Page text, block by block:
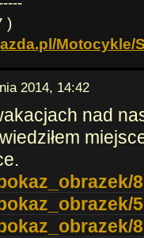
)
Motocykle/
2014, 14:42
nad